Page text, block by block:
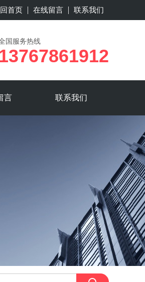
首页 在线留言 联系我们
国服务热线
13767861912
言 联系我们